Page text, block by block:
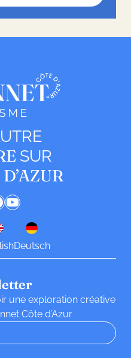
SUR
YouTube
Deutsch
une exploration créative
Côte d’Azur